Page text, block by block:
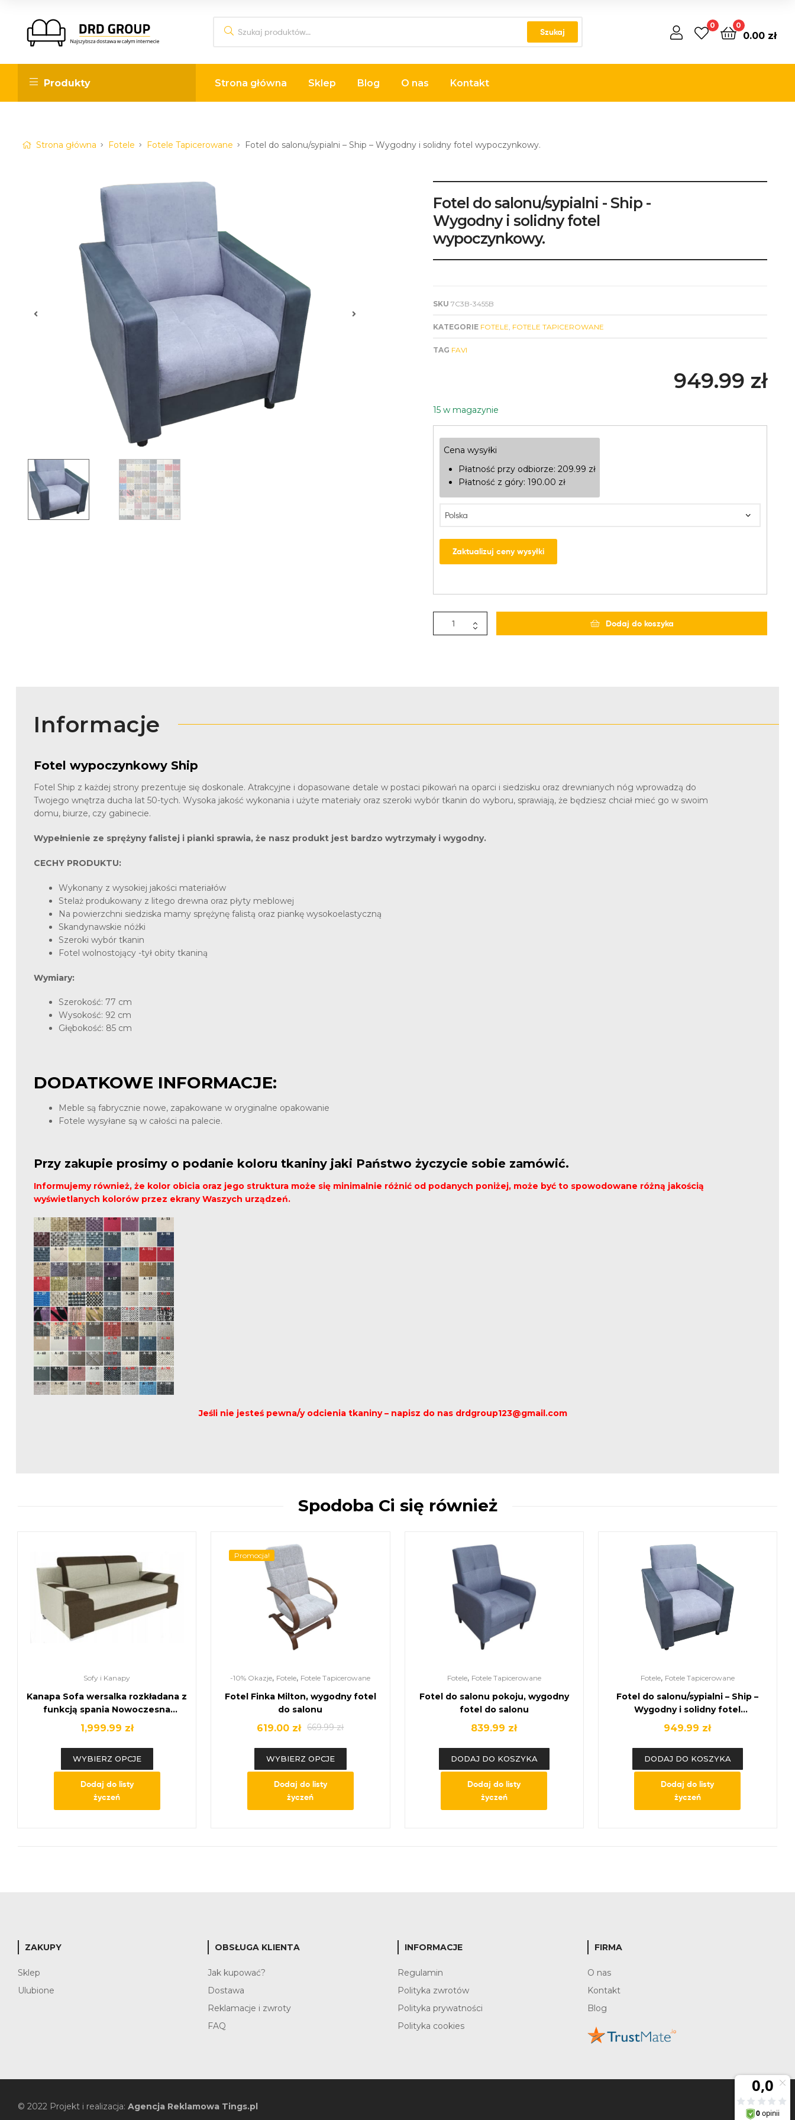
DRD
Group
meblowy
Szukaj
0 0
0.00 zł
Produkty Strona główna Sklep Blog O nas Kontakt
Strona główna Fotele Fotele Tapicerowane Fotel do salonu/sypialni – Ship – Wygodny i solidny fotel wypoczynkowy.
Fotel do salonu/sypialni - Ship -
Wygodny i solidny fotel
wypoczynkowy.
SKU 7C3B-3455B
KATEGORIE FOTELE FOTELE TAPICEROWANE
TAG FAVI
949.99 zł
15 w magazynie
Cena wysyłki
Płatność przy odbiorze: 209.99 zł
Płatność z góry: 190.00 zł
Zaktualizuj ceny wysyłki
Dodaj do koszyka
Informacje
Fotel wypoczynkowy Ship
Fotel Ship z każdej strony prezentuje się doskonale. Atrakcyjne i dopasowane detale w postaci pikowań na oparci i siedzisku oraz drewnianych nóg wprowadzą do
Twojego wnętrza ducha lat 50-tych. Wysoka jakość wykonania i użyte materiały oraz szeroki wybór tkanin do wyboru, sprawiają, że będziesz chciał mieć go w swoim
domu, biurze, czy gabinecie.
Wypełnienie ze sprężyny falistej i pianki sprawia, że nasz produkt jest bardzo wytrzymały i wygodny.
CECHY PRODUKTU:
Wykonany z wysokiej jakości materiałów
Stelaż produkowany z litego drewna oraz płyty meblowej
Na powierzchni siedziska mamy sprężynę falistą oraz piankę wysokoelastyczną
Skandynawskie nóżki
Szeroki wybór tkanin
Fotel wolnostojący -tył obity tkaniną
Wymiary:
Szerokość: 77 cm
Wysokość: 92 cm
Głębokość: 85 cm
DODATKOWE INFORMACJE:
Meble są fabrycznie nowe, zapakowane w oryginalne opakowanie
Fotele wysyłane są w całości na palecie.
Przy zakupie prosimy o podanie koloru tkaniny jaki Państwo życzycie sobie zamówić.
Informujemy również, że kolor obicia oraz jego struktura może się minimalnie różnić od podanych poniżej, może być to spowodowane różną jakością
wyświetlanych kolorów przez ekrany Waszych urządzeń.
Jeśli nie jesteś pewna/y odcienia tkaniny – napisz do nas drdgroup123@gmail.com
Spodoba Ci się również
Sofy i Kanapy
Kanapa Sofa wersalka rozkładana z
funkcją spania Nowoczesna
kanapa
1,999.99 zł
WYBIERZ OPCJE
Dodaj do listy
życzeń
Promocja!
-10% Okazje, Fotele, Fotele Tapicerowane
Fotel Finka Milton, wygodny fotel
do salonu
669.99zł
619.00 zł
WYBIERZ OPCJE
Dodaj do listy
życzeń
Fotele, Fotele Tapicerowane
Fotel do salonu pokoju, wygodny
fotel do salonu
839.99 zł
DODAJ DO KOSZYKA
Dodaj do listy
życzeń
Fotele, Fotele Tapicerowane
Fotel do salonu/sypialni – Ship –
Wygodny i solidny fotel
wypoczynkowy.
949.99 zł
DODAJ DO KOSZYKA
Dodaj do listy
życzeń
ZAKUPY
Sklep
Ulubione
OBSŁUGA KLIENTA
Jak kupować?
Dostawa
Reklamacje i zwroty
FAQ
INFORMACJE
Regulamin
Polityka zwrotów
Polityka prywatności
Polityka cookies
FIRMA
O nas
Kontakt
Blog
© 2022 Projekt i realizacja: Agencja Reklamowa Tings.pl